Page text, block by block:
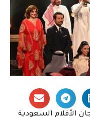
الأفلام السعودية